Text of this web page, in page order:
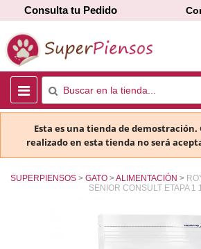
Consulta tu Pedido
Esta es una tienda de
realizado en esta tienda no será
SUPERPIENSOS GATO ALIMENTACIÓN
SENIOR CONSULT ETAPA 1